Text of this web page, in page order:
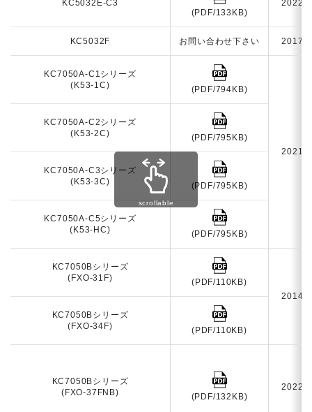
KC5032E-C3
(PDF/133KB)
2022
KC5032F お問い合わせ下さい 2017
KC7050A-C1シリーズ
(K53-1C)
(PDF/794KB)
2021
KC7050A-C2シリーズ
(K53-2C)
(PDF/795KB)
KC7050A-C3シリーズ
(K53-3C)
(PDF/795KB)
KC7050A-C5シリーズ
(K53-HC)
(PDF/795KB)
KC7050Bシリーズ
(FXO-31F)
(PDF/110KB)
2014
KC7050Bシリーズ
(FXO-34F)
(PDF/110KB)
KC7050Bシリーズ
(FXO-37FNB)
(PDF/132KB)
2022
scrollable